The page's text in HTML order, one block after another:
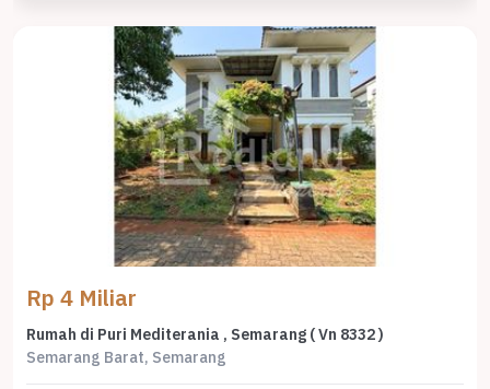
Rp 4 Miliar
Rumah di Puri Mediterania , Semarang ( Vn 8332 )
Semarang Barat, Semarang